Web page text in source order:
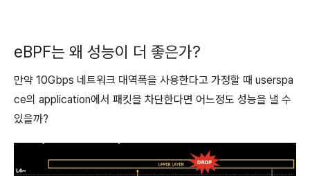
eBPF는 왜 성능이 더 좋은가?
만약 10Gbps 네트워크 대역폭을 사용한다고 가정할 때 userspa
ce의 application에서 패킷을 차단한다면 어느정도 성능을 낼 수
있을까?